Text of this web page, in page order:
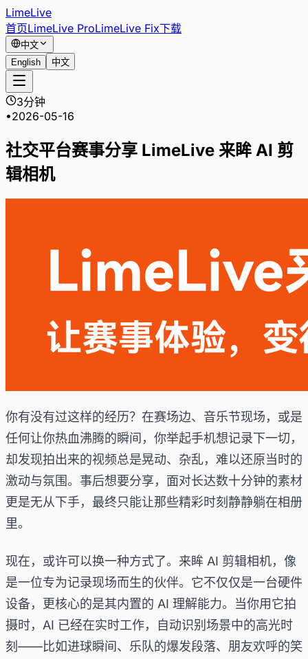
LimeLive
首页LimeLive ProLimeLive Fix下载
中文
English
中文
3分钟
•2026-05-16
社交平台赛事分享 LimeLive 来眸 AI 剪
辑相机
你有没有过这样的经历？在赛场边、音乐节现场，或是
任何让你热血沸腾的瞬间，你举起手机想记录下一切，
却发现拍出来的视频总是晃动、杂乱，难以还原当时的
激动与氛围。事后想要分享，面对长达数十分钟的素材
更是无从下手，最终只能让那些精彩时刻静静躺在相册
里。
现在，或许可以换一种方式了。来眸 AI 剪辑相机，像
是一位专为记录现场而生的伙伴。它不仅仅是一台硬件
设备，更核心的是其内置的 AI 理解能力。当你用它拍
摄时，AI 已经在实时工作，自动识别场景中的高光时
刻——比如进球瞬间、乐队的爆发段落、朋友欢呼的笑